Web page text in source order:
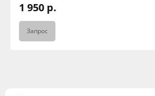
1 950 р.
Запрос